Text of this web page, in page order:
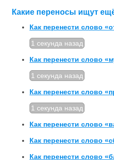
Какие переносы ищут
Как перенести слово
1 секунда назад
Как перенести слово
1 секунда назад
Как перенести слово
1 секунда назад
Как перенести слово
Как перенести слово
Как перенести слово